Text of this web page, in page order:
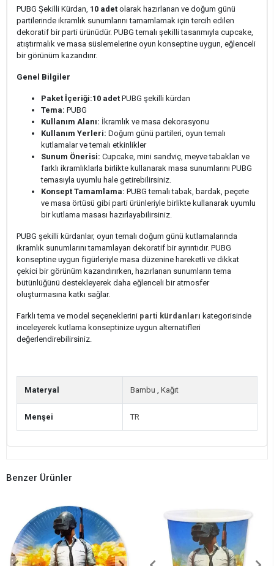
PUBG Şekilli Kürdan, 10 adet olarak hazırlanan ve doğum günü
partilerinde ikramlık sunumlarını tamamlamak için tercih edilen
dekoratif bir parti ürünüdür. PUBG temalı şekilli tasarımıyla cupcake,
atıştırmalık ve masa süslemelerine oyun konseptine uygun, eğlenceli
bir görünüm kazandırır.
Genel Bilgiler
Paket İçeriği:10 adet PUBG şekilli kürdan
Tema: PUBG
Kullanım Alanı: İkramlık ve masa dekorasyonu
Kullanım Yerleri: Doğum günü partileri, oyun temalı
kutlamalar ve temalı etkinlikler
Sunum Önerisi: Cupcake, mini sandviç, meyve tabakları ve
farklı ikramlıklarla birlikte kullanarak masa sunumlarını PUBG
temasıyla uyumlu hale getirebilirsiniz.
Konsept Tamamlama: PUBG temalı tabak, bardak, peçete
ve masa örtüsü gibi parti ürünleriyle birlikte kullanarak uyumlu
bir kutlama masası hazırlayabilirsiniz.
PUBG şekilli kürdanlar, oyun temalı doğum günü kutlamalarında
ikramlık sunumlarını tamamlayan dekoratif bir ayrıntıdır. PUBG
konseptine uygun figürleriyle masa düzenine hareketli ve dikkat
çekici bir görünüm kazandırırken, hazırlanan sunumların tema
bütünlüğünü destekleyerek daha eğlenceli bir atmosfer
oluşturmasına katkı sağlar.
Farklı tema ve model seçeneklerini parti kürdanları kategorisinde
inceleyerek kutlama konseptinize uygun alternatifleri
değerlendirebilirsiniz.
Materyal Bambu , Kağıt
Menşei TR
Benzer Ürünler